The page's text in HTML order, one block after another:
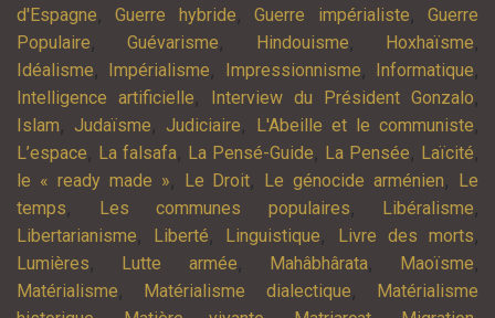
d'Espagne,Guerre hybride,Guerre impérialiste,Guerre
Populaire,Guévarisme, Hindouisme, Hoxhaïsme,
Idéalisme, Impérialisme, Impressionnisme, Informatique,
Intelligence artificielle, Interview du Président Gonzalo,
Islam, Judaïsme, Judiciaire, L'Abeille et le communiste,
L’espace, La falsafa, La Pensé-Guide, La Pensée, Laïcité,
le « ready made », Le Droit, Le génocide arménien,
Le
temps, Les communes populaires, Libéralisme,
Libertarianisme, Liberté, Linguistique, Livre des morts,
Lumières, Lutte armée, Mahâbhârata, Maoïsme,
Matérialisme, Matérialisme dialectique,
Matérialisme